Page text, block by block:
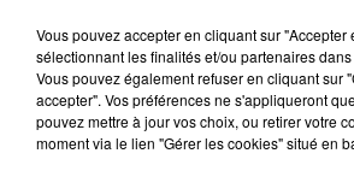
WILL BROWN
Welcome To
Brownsville
MICHAEL SEMBELLO
Maniac
Vous pouvez accepter en cliquant sur "Accepter
sélectionnant les finalités et/ou partenaires
Vous pouvez également refuser en cliquant sur
accepter". Vos préférences ne s'appliqueront
pouvez mettre à jour vos choix, ou retirer votre
moment via le lien "Gérer les cookies" situé en